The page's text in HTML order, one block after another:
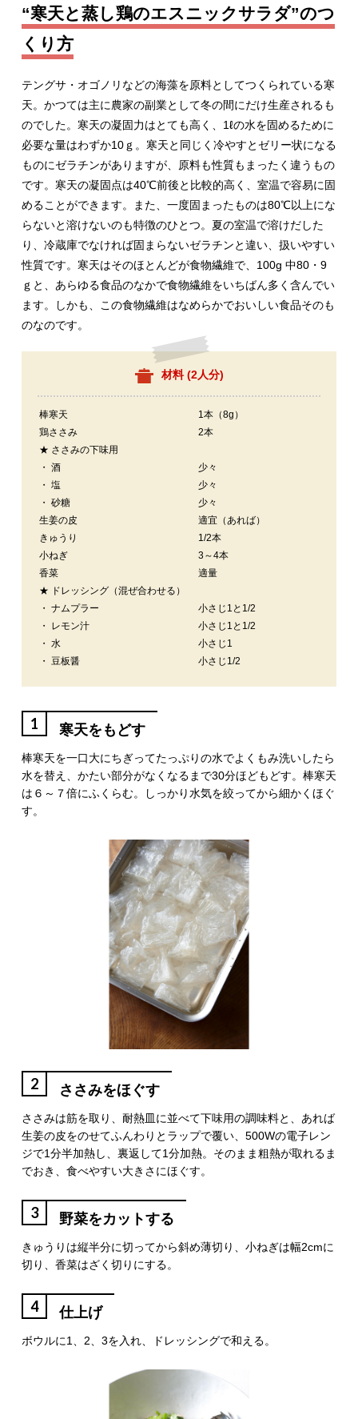
“寒天と蒸し鶏のエスニックサラダ”のつ
くり方
テングサ・オゴノリなどの海藻を原料としてつくられている寒
天。かつては主に農家の副業として冬の間にだけ生産されるも
のでした。寒天の凝固力はとても高く、1ℓの水を固めるために
必要な量はわずか10ｇ。寒天と同じく冷やすとゼリー状になる
ものにゼラチンがありますが、原料も性質もまったく違うもの
です。寒天の凝固点は40℃前後と比較的高く、室温で容易に固
めることができます。また、一度固まったものは80℃以上にな
らないと溶けないのも特徴のひとつ。夏の室温で溶けだした
り、冷蔵庫でなければ固まらないゼラチンと違い、扱いやすい
性質です。寒天はそのほとんどが食物繊維で、100g 中80・9
ｇと、あらゆる食品のなかで食物繊維をいちばん多く含んでい
ます。しかも、この食物繊維はなめらかでおいしい食品そのも
のなのです。
材料 (2人分)
棒寒天
1本（8g）
鶏ささみ
2本
★ ささみの下味用
・ 酒
少々
・ 塩
少々
・ 砂糖
少々
生姜の皮
適宜（あれば）
きゅうり
1/2本
小ねぎ
3～4本
香菜
適量
★ ドレッシング（混ぜ合わせる）
・ ナムプラー
小さじ1と1/2
・ レモン汁
小さじ1と1/2
・ 水
小さじ1
・ 豆板醤
小さじ1/2
1 寒天をもどす
棒寒天を一口大にちぎってたっぷりの水でよくもみ洗いしたら
水を替え、かたい部分がなくなるまで30分ほどもどす。棒寒天
は６～７倍にふくらむ。しっかり水気を絞ってから細かくほぐ
す。
2 ささみをほぐす
ささみは筋を取り、耐熱皿に並べて下味用の調味料と、あれば
生姜の皮をのせてふんわりとラップで覆い、500Wの電子レン
ジで1分半加熱し、裏返して1分加熱。そのまま粗熱が取れるま
でおき、食べやすい大きさにほぐす。
3 野菜をカットする
きゅうりは縦半分に切ってから斜め薄切り、小ねぎは幅2cmに
切り、香菜はざく切りにする。
4 仕上げ
ボウルに1、2、3を入れ、ドレッシングで和える。